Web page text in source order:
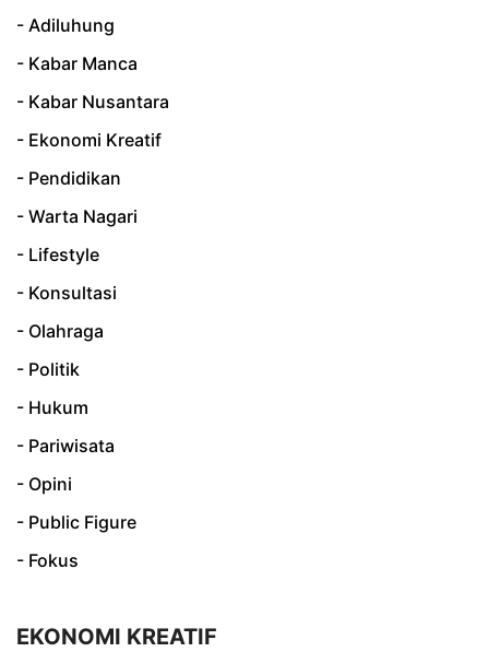
- Adiluhung
- Kabar Manca
- Kabar Nusantara
- Ekonomi Kreatif
- Pendidikan
- Warta Nagari
- Lifestyle
- Konsultasi
- Olahraga
- Politik
- Hukum
- Pariwisata
- Opini
- Public Figure
- Fokus
EKONOMI KREATIF